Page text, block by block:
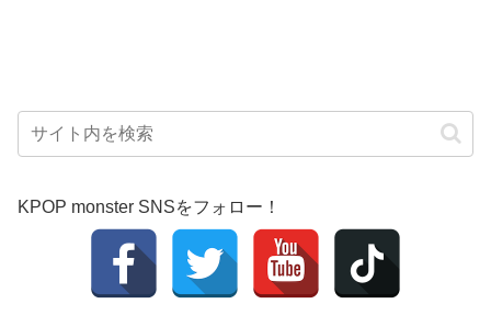
KPOP monster SNSをフォロー！